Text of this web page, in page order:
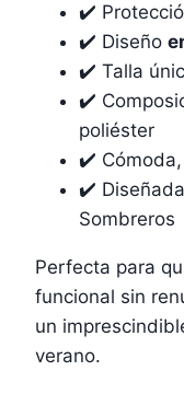
✔️
✔️ Diseño
✔️ Talla
✔️
poliéster
✔️
✔️
Sombreros
Perfecta para
funcional sin
un
verano.